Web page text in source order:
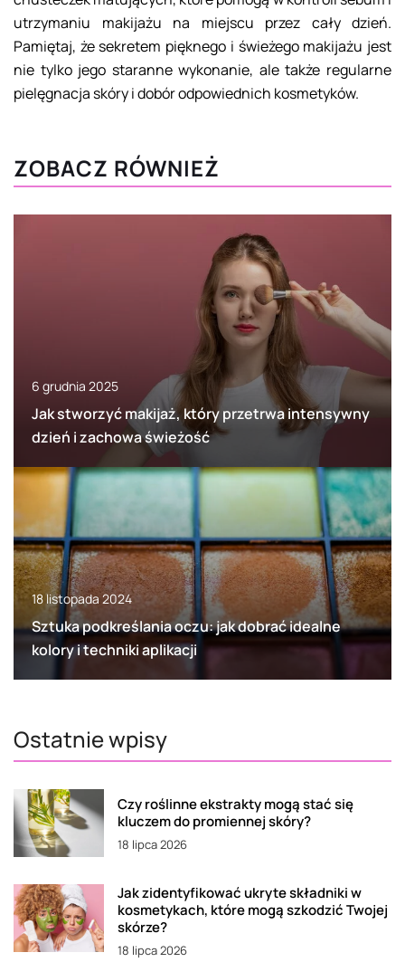
utrzymaniu makijażu na miejscu przez cały dzień.
Pamiętaj, że sekretem pięknego i świeżego makijażu jest
nie tylko jego staranne wykonanie, ale także regularne
pielęgnacja skóry i dobór odpowiednich kosmetyków.
ZOBACZ RÓWNIEŻ
6 grudnia 2025
Jak stworzyć makijaż, który przetrwa intensywny
dzień i zachowa świeżość
18 listopada 2024
Sztuka podkreślania oczu: jak dobrać idealne
kolory i techniki aplikacji
Ostatnie wpisy
Czy roślinne ekstrakty mogą stać się
kluczem do promiennej skóry?
18 lipca 2026
Jak zidentyfikować ukryte składniki w
kosmetykach, które mogą szkodzić Twojej
skórze?
18 lipca 2026